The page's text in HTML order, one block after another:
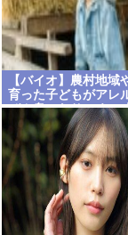
【バイオ】農村地域
育った子どもがアレ
ぜん息になりにくい
果」を引き起こす細